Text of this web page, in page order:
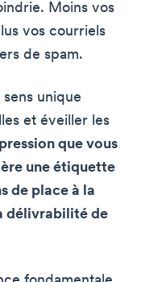
Moins vos
vos courriels
de spam.
unique
et éveiller les
que vous
une étiquette
de place à la
délivrabilité de